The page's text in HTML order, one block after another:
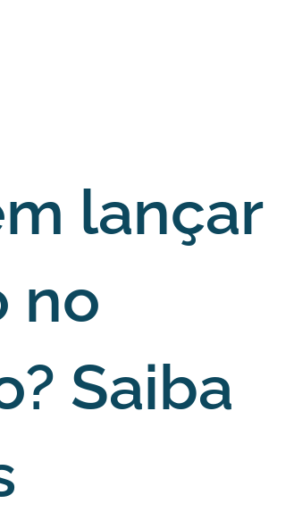
lançar
no
Saiba